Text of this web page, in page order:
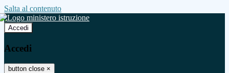
Salta al contenuto
Accedi
Accedi
button close ×